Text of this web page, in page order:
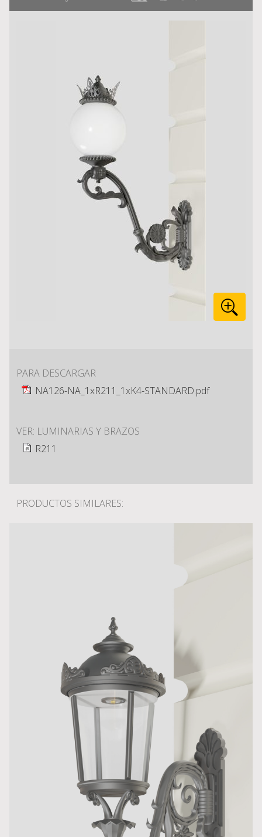
PARA DESCARGAR
NA126-NA_1xR211_1xK4-STANDARD.pdf
VER: LUMINARIAS Y BRAZOS
R211
PRODUCTOS SIMILARES: